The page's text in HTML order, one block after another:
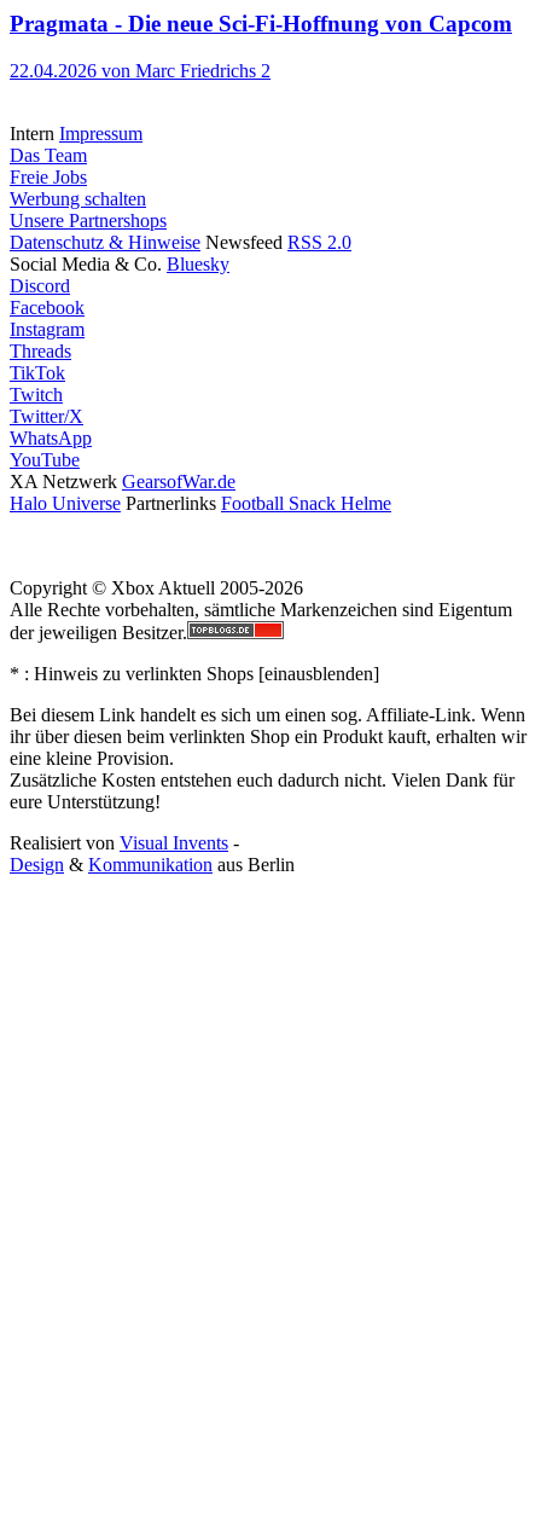
Pragmata - Die neue Sci-Fi-Hoffnung von Capcom
22.04.2026 von Marc Friedrichs 2
Intern Impressum
Das Team
Freie Jobs
Werbung schalten
Unsere Partnershops
Datenschutz & Hinweise Newsfeed RSS 2.0
Social Media & Co. Bluesky
Discord
Facebook
Instagram
Threads
TikTok
Twitch
Twitter/X
WhatsApp
YouTube
XA Netzwerk GearsofWar.de
Halo Universe Partnerlinks Football Snack Helme
Copyright © Xbox Aktuell 2005-2026
Alle Rechte vorbehalten, sämtliche Markenzeichen sind Eigentum
der jeweiligen Besitzer.
* : Hinweis zu verlinkten Shops [einausblenden]
Bei diesem Link handelt es sich um einen sog. Affiliate-Link. Wenn
ihr über diesen beim verlinkten Shop ein Produkt kauft, erhalten wir
eine kleine Provision.
Zusätzliche Kosten entstehen euch dadurch nicht. Vielen Dank für
eure Unterstützung!
Realisiert von Visual Invents -
Design & Kommunikation aus Berlin